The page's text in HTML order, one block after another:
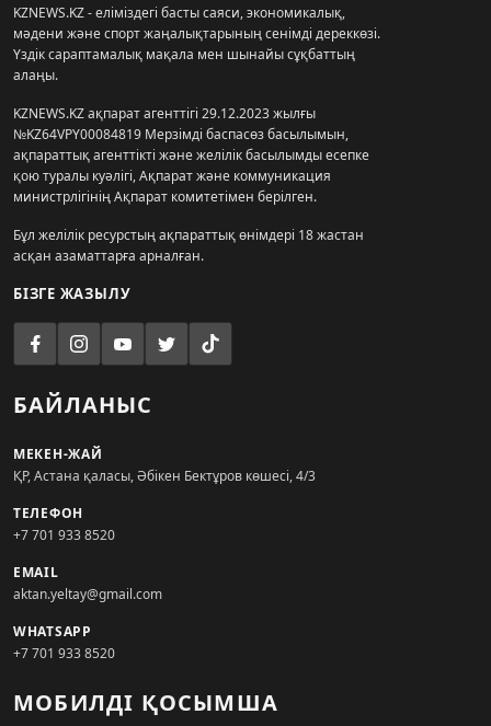
KZNEWS.KZ - еліміздегі басты саяси, экономикалық,
мәдени және спорт жаңалықтарының сенімді дереккөзі.
Үздік сараптамалық мақала мен шынайы сұқбаттың
алаңы.
KZNEWS.KZ ақпарат агенттігі 29.12.2023 жылғы
№KZ64VPY00084819 Мерзімді баспасөз басылымын,
ақпараттық агенттікті және желілік басылымды есепке
қою туралы куәлігі, Ақпарат және коммуникация
министрлігінің Ақпарат комитетімен берілген.
Бұл желілік ресурстың ақпараттық өнімдері 18 жастан
асқан азаматтарға арналған.
БІЗГЕ ЖАЗЫЛУ
БАЙЛАНЫС
МЕКЕН-ЖАЙ
ҚР, Астана қаласы, Әбікен Бектұров көшесі, 4/3
ТЕЛЕФОН
+7 701 933 8520
EMAIL
aktan.yeltay@gmail.com
WHATSAPP
+7 701 933 8520
МОБИЛДІ ҚОСЫМША